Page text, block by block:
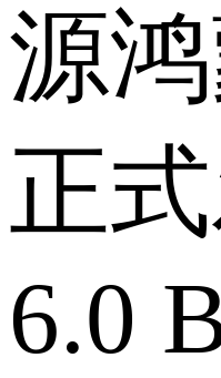
源
正
6.0